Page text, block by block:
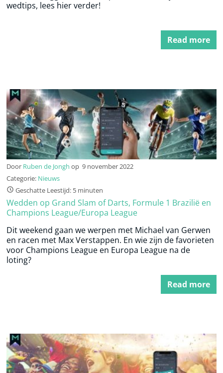
wedtips, lees hier verder!
Read more
Door Ruben de Jongh op 9 november 2022
Categorie: Nieuws
Geschatte Leestijd: 5 minuten
Wedden op Grand Slam of Darts, Formule 1 Brazilië en
Champions League/Europa League
Dit weekend gaan we werpen met Michael van Gerwen
en racen met Max Verstappen. En wie zijn de favorieten
voor Champions League en Europa League na de
loting?
Read more